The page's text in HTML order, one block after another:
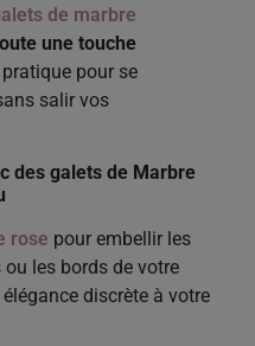
de marbre
une touche
pour se
salir vos
des galets de Marbre
rose pour embellir les
les bords de votre
discrète à votre